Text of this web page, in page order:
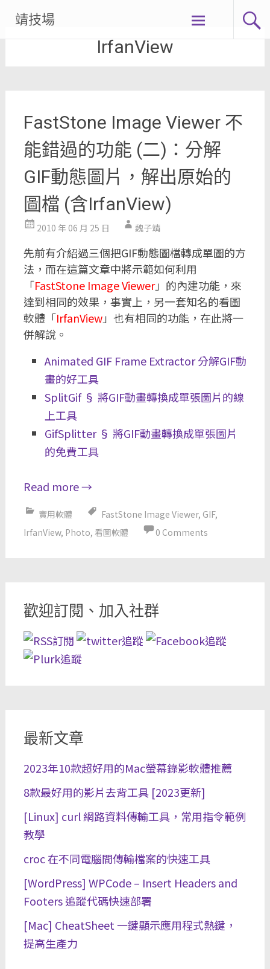
content
靖技場
IrfanView
FastStone Image Viewer 不
能錯過的功能 (二)：分解
GIF動態圖片，解出原始的
圖檔 (含IrfanView)
2010 年 06 月 25 日 魏子靖
先前有介紹過三個把GIF動態圖檔轉成單圖的方
法，而在這篇文章中將示範如何利用
「FastStone Image Viewer」的內建功能，來
達到相同的效果，事實上，另一套知名的看圖
軟體「IrfanView」也有相同的功能，在此將一
併解說。
Animated GIF Frame Extractor 分解GIF動
畫的好工具
SplitGif § 將GIF動畫轉換成單張圖片的線
上工具
GifSplitter § 將GIF動畫轉換成單張圖片
的免費工具
Read more→
實用軟體 FastStone Image Viewer, GIF,
IrfanView, Photo, 看圖軟體 0 Comments
歡迎訂閱、加入社群
最新文章
2023年10款超好用的Mac螢幕錄影軟體推薦
8款最好用的影片去背工具 [2023更新]
[Linux] curl 網路資料傳輸工具，常用指令範例
教學
croc 在不同電腦間傳輸檔案的快速工具
[WordPress] WPCode – Insert Headers and
Footers 追蹤代碼快速部署
[Mac] CheatSheet 一鍵顯示應用程式熱鍵，
提高生產力